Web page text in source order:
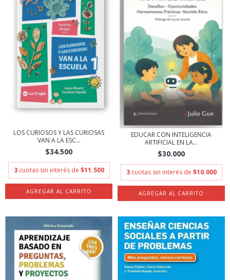
LOS CURIOSOS Y LAS CURIOSAS
VAN A LA ESC...
$34.500
3 cuotas sin interés de $11.500
EDUCAR CON INTELIGENCIA
ARTIFICIAL EN LA...
$30.000
3 cuotas sin interés de $10.000